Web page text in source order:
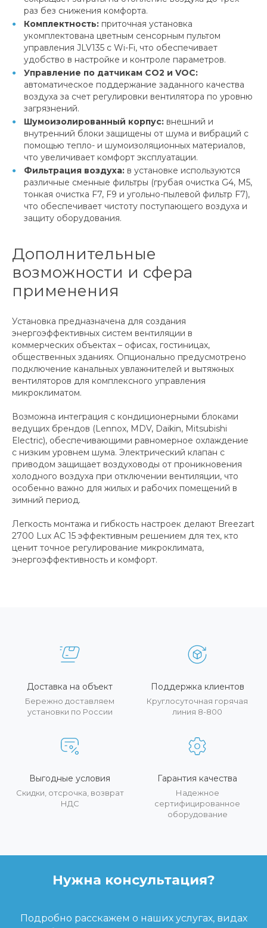
раз без снижения комфорта.
Комплектность: приточная установка
укомплектована цветным сенсорным пультом
управления JLV135 с Wi-Fi, что обеспечивает
удобство в настройке и контроле параметров.
Управление по датчикам CO2 и VOC:
автоматическое поддержание заданного качества
воздуха за счет регулировки вентилятора по уровню
загрязнений.
Шумоизолированный корпус: внешний и
внутренний блоки защищены от шума и вибраций с
помощью тепло- и шумоизоляционных материалов,
что увеличивает комфорт эксплуатации.
Фильтрация воздуха: в установке используются
различные сменные фильтры (грубая очистка G4, M5,
тонкая очистка F7, F9 и угольно-пылевой фильтр F7),
что обеспечивает чистоту поступающего воздуха и
защиту оборудования.
Дополнительные
возможности и сфера
применения
Установка предназначена для создания
энергоэффективных систем вентиляции в
коммерческих объектах – офисах, гостиницах,
общественных зданиях. Опционально предусмотрено
подключение канальных увлажнителей и вытяжных
вентиляторов для комплексного управления
микроклиматом.
Возможна интеграция с кондиционерными блоками
ведущих брендов (Lennox, MDV, Daikin, Mitsubishi
Electric), обеспечивающими равномерное охлаждение
с низким уровнем шума. Электрический клапан с
приводом защищает воздуховоды от проникновения
холодного воздуха при отключении вентиляции, что
особенно важно для жилых и рабочих помещений в
зимний период.
Легкость монтажа и гибкость настроек делают Breezart
2700 Lux AC 15 эффективным решением для тех, кто
ценит точное регулирование микроклимата,
энергоэффективность и комфорт.
Доставка на объект
Бережно доставляем
установки по России
Поддержка клиентов
Круглосуточная горячая
линия 8-800
Выгодные условия
Скидки, отсрочка, возврат
НДС
Гарантия качества
Надежное
сертифицированное
оборудование
Нужна консультация?
Подробно расскажем о наших услугах, видах